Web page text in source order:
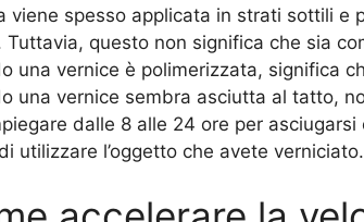
viene spesso applicata in strati sottili e
Tuttavia, questo non significa che sia
una vernice è polimerizzata, significa
una vernice sembra asciutta al tatto,
dalle 8 alle 24 ore per
utilizzare l’oggetto che avete verniciato.